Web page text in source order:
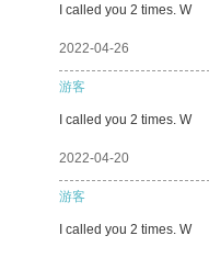
I called you 2 times. W
2022-04-26
游客
I called you 2 times. W
2022-04-20
游客
I called you 2 times. W